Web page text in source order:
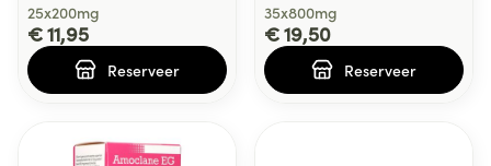
25x200mg
€ 11,95
Reserveer
35x800mg
€ 19,50
Reserveer